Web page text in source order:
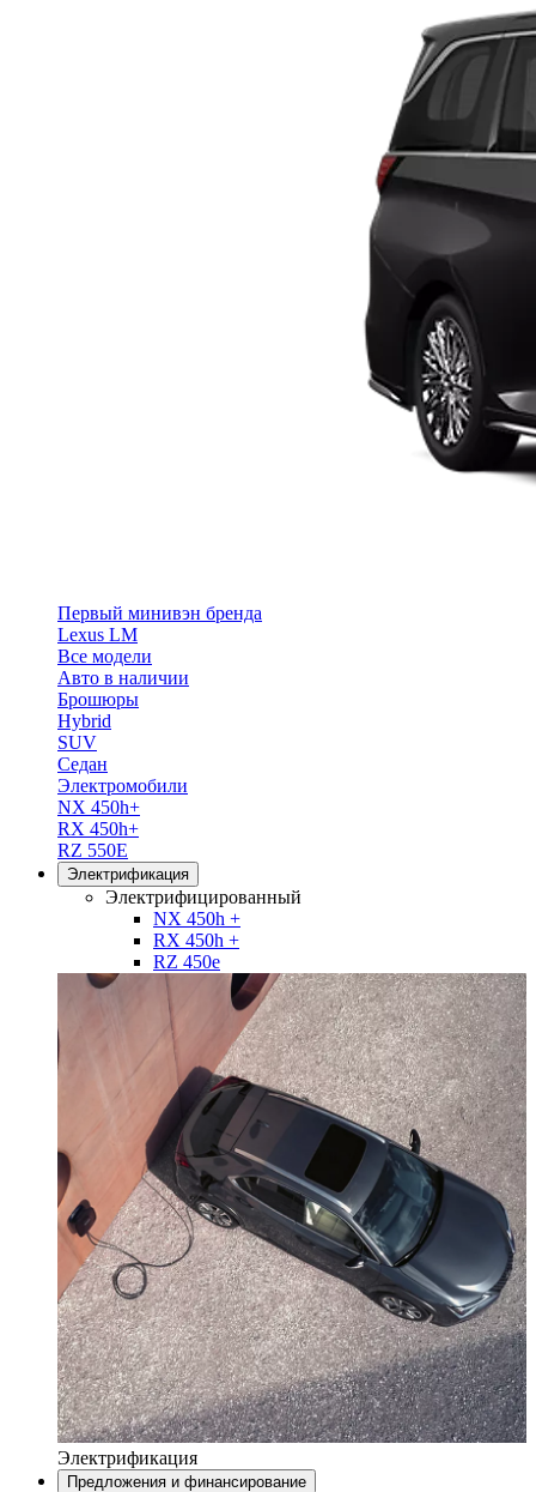
Первый минивэн бренда
Lexus LM
Все модели
Авто в наличии
Брошюры
Hybrid
SUV
Седан
Электромобили
NX 450h+
RX 450h+
RZ 550E
Электрификация
Электрифицированный
NX 450h +
RX 450h +
RZ 450e
Электрификация
Предложения и финансирование